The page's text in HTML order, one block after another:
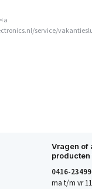
service/
Vragen of
producten
0416-
ma t/m vr